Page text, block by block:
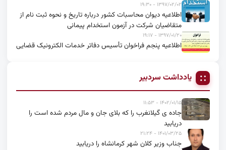
۱۳۹۷/۰۲/۰۲ - ۱۹:۳۰
اطلاعیه دیوان محاسبات کشور درباره تاریخ و نحوه ثبت نام از
متقاضیان شرکت در آزمون استخدام پیمانی
۱۳۹۷/۰۱/۲۰ - ۱۹:۱۷
اطلاعیه پنجم فراخوان تأسیس دفاتر خدمات الکترونیک قضایی
یادداشت سردبیر
۱۴۰۲/۰۱/۱۵ - ۱۱:۵۳
جاده ی گیلانغرب را که بلای جان و مال مردم شده است را
دریابید
۱۴۰۱/۰۳/۲۵ - ۲۱:۲۴
جناب وزیر کلان شهر کرمانشاه را دریابید